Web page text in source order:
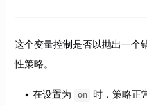
这个变量控制是否以抛出一个
性策略。
在设置为 on 时，策略正